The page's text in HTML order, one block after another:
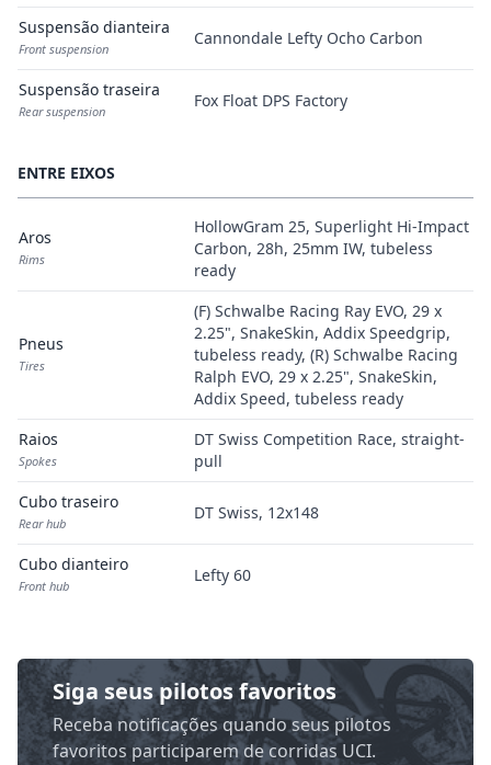
Suspensão dianteira
Front suspension
Cannondale Lefty Ocho Carbon
Suspensão traseira
Rear suspension
Fox Float DPS Factory
ENTRE EIXOS
Aros
Rims
HollowGram 25, Superlight Hi-Impact
Carbon, 28h, 25mm IW, tubeless
ready
Pneus
Tires
(F) Schwalbe Racing Ray EVO, 29 x
2.25", SnakeSkin, Addix Speedgrip,
tubeless ready, (R) Schwalbe Racing
Ralph EVO, 29 x 2.25", SnakeSkin,
Addix Speed, tubeless ready
Raios
Spokes
DT Swiss Competition Race, straight-
pull
Cubo traseiro
Rear hub
DT Swiss, 12x148
Cubo dianteiro
Front hub
Lefty 60
Siga seus pilotos favoritos
Receba notificações quando seus pilotos
favoritos participarem de corridas UCI.